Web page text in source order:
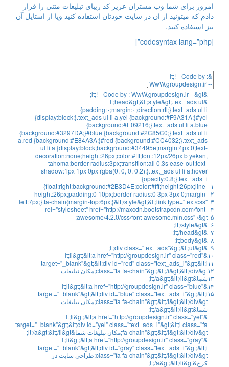
امروز برای شما وب مستران عزیز کد زیبای تبلیغات متنی را قرار
دادم که میتونید از ان در سایت خودتان استفاده کنید ویا از استایل آن
نیز استفاده کنید.
۲
۳
۴
۵
۶
۷
۸
۹
۱۰
۱۱
۱۲
۱۳
۱۴
۱۵
&
lt;!--Codeby :WwW.groupdesign.ir--&gt
;
&
lt;head&gt;&lt;style&gt;.text_adsul
{padding:۰;margin:۰;direction:rtl;}.text_adsul
{display:block;}.text_adsul lia.yel{background:#F9A31A;}#yel
{background:#E09216;}.text_ads ul li a.blue
{background:#3297DA;}#blue {background:#2C85C0;}.text_ads ul li
a.red {background:#E84A3A;}#red {background:#CC4032;}.text_ads
ul li a {display:block;background:#34495e;margin:4px 0;text-
decoration:none;height:26px;color:#fff;font:12px/26px b yekan,
tahoma;border-radius:3px;transition:all 0.3s ease-out;text-
shadow:1px 1px 0px rgba(0, 0, 0, 0.2);}.text_ads ul li a:hover
{opacity:0.8;}.text_ads_i
{float:right;background:#2B3D4E;color:#fff;height:26px;line-
height:26px;padding:0 10px;border-radius:0 3px 3px 0;margin-
left:7px;}.fa-chain{margin-top:6px;}&lt;/style&gt;&lt;link type="text/css"
rel="stylesheet" href="http://maxcdn.bootstrapcdn.com/font-
awesome/4.2.0/css/font-awesome.min.css" /&gt;
&
lt;/style&gt
;
&
lt;/head&gt
;
&
lt;body&gt
;
&
lt;divclass="text_ads"&gt;&lt;ul&gt
;
&
lt;li&gt;&lt;ahref="http://groupdesign.ir"class="red"
target= "_blank"&gt;&lt;divid="red"class="text_ads_i"&gt;&lt;i
class="fa fa-chain"&gt;&lt;/i&gt;&lt;/div&gt
;مکان تبلیغات
شما&
lt;/a&gt;&lt;/li&gt
;
&
lt;li&gt;&lt;ahref="http://groupdesign.ir"class="blue"
target= "_blank"&gt;&lt;divid="blue"class="text_ads_i"&gt;&lt;i
class="fa fa-chain"&gt;&lt;/i&gt;&lt;/div&gt
;مکان تبلیغات
شما&
lt;/a&gt;&lt;/li&gt
;
&
lt;li&gt;&lt;ahref="http://groupdesign.ir"class="yel"
target= "_blank"&gt;&lt;divid="yel"class="text_ads_i"&gt;&lt iclass="fa
fa-chain"&gt;&lt;/i&gt;&lt;/div&gt
;مکان تبلیغاتشما&
lt;/a&gt;&lt;/li&gt
;
&
lt;li&gt;&lt;ahref="http://groupdesign.ir"class="gray"
target= "_blank"&gt;&lt;divid="gray"class="text_ads_i"&gt;&lt
class="fa fa-chain"&gt;&lt;/i&gt;&lt;/div&gt
;طراحی سایتدر
کرج&
lt;/a&gt;&lt;/li&gt
;